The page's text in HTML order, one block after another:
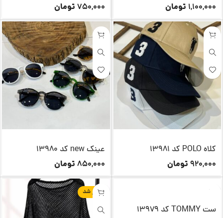
1,100,000 تومان
750,000 تومان
کلاه POLO کد 13981
920,000 تومان
عینک new کد 13980
850,000 تومان
ست TOMMY کد 13979
تکرار شد